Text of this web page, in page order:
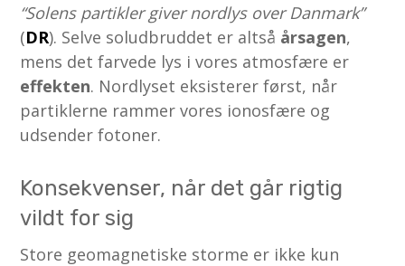
“Solens partikler giver nordlys over Danmark”
(DR). Selve soludbruddet er altså årsagen,
mens det farvede lys i vores atmosfære er
effekten. Nordlyset eksisterer først, når
partiklerne rammer vores ionosfære og
udsender fotoner.
Konsekvenser, når det går rigtig
vildt for sig
Store geomagnetiske storme er ikke kun